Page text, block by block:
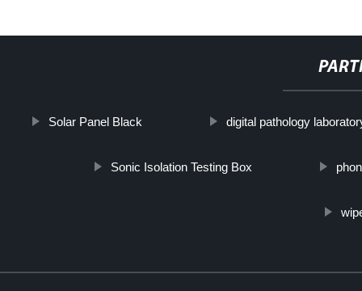
Solar Panel Black digital pathology
Sonic Isolation Testing Box